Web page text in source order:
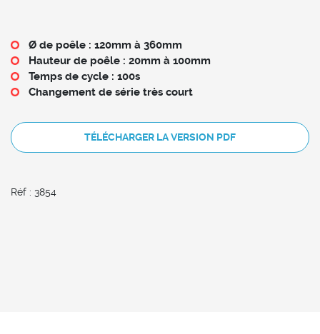
Ø de poêle : 120mm à 360mm
Hauteur de poêle : 20mm à 100mm
Temps de cycle : 100s
Changement de série très court
TÉLÉCHARGER LA VERSION PDF
Réf : 3854